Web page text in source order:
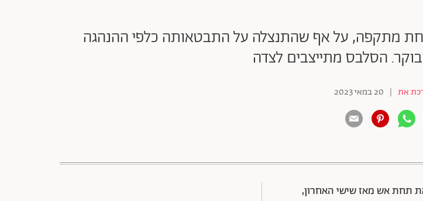
תחת מתקפה, על אף שהתנצלה על התבטאותה כלפי ההנהגה
הסלבס מתייצבים לצדה
את | 20 במאי 2023
תחת אש מאז שישי האחרון,